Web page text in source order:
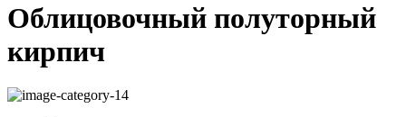
Облицовочный полуторный
кирпич